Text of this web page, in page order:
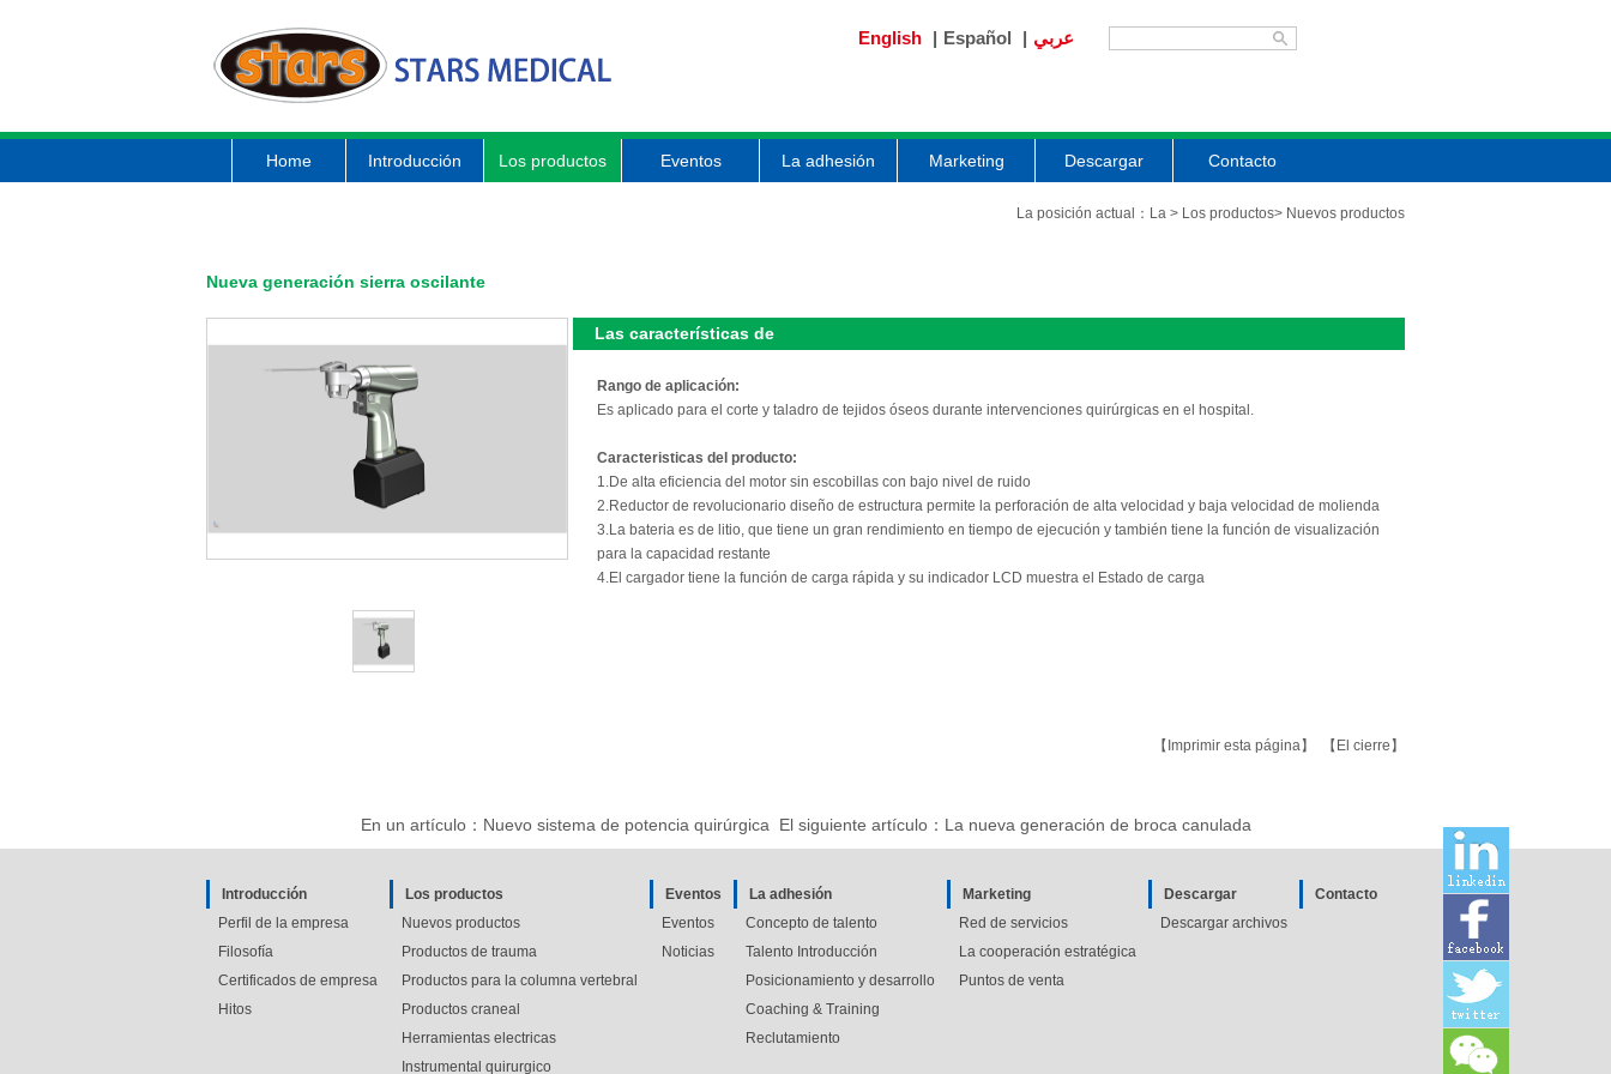
English | Español | عربي
Home Introducción Los productos Eventos La adhesión Marketing Descargar Contacto
La posición actual： La > Los productos> Nuevos productos
Nueva generación sierra oscilante
Las características de
Rango de aplicación:
Es aplicado para el corte y taladro de tejidos óseos durante intervenciones quirúrgicas en el hospital.
Caracteristicas del producto:
1.De alta eficiencia del motor sin escobillas con bajo nivel de ruido
2.Reductor de revolucionario diseño de estructura permite la perforación de alta velocidad y baja velocidad de molienda
3.La bateria es de litio, que tiene un gran rendimiento en tiempo de ejecución y también tiene la función de visualización
para la capacidad restante
4.El cargador tiene la función de carga rápida y su indicador LCD muestra el Estado de carga
【 Imprimir esta página】 【 El cierre 】
En un artículo： Nuevo sistema de potencia quirúrgica El siguiente artículo： La nueva generación de broca canulada
Introducción
Perfil de la empresa
Filosofía
Certificados de empresa
Hitos
Los productos
Nuevos productos
Productos de trauma
Productos para la columna vertebral
Productos craneal
Herramientas electricas
Instrumental quirurgico
Eventos
Eventos
Noticias
La adhesión
Concepto de talento
Talento Introducción
Posicionamiento y desarrollo
Coaching & Training
Reclutamiento
Marketing
Red de servicios
La cooperación estratégica
Puntos de venta
Descargar
Descargar archivos
Contacto